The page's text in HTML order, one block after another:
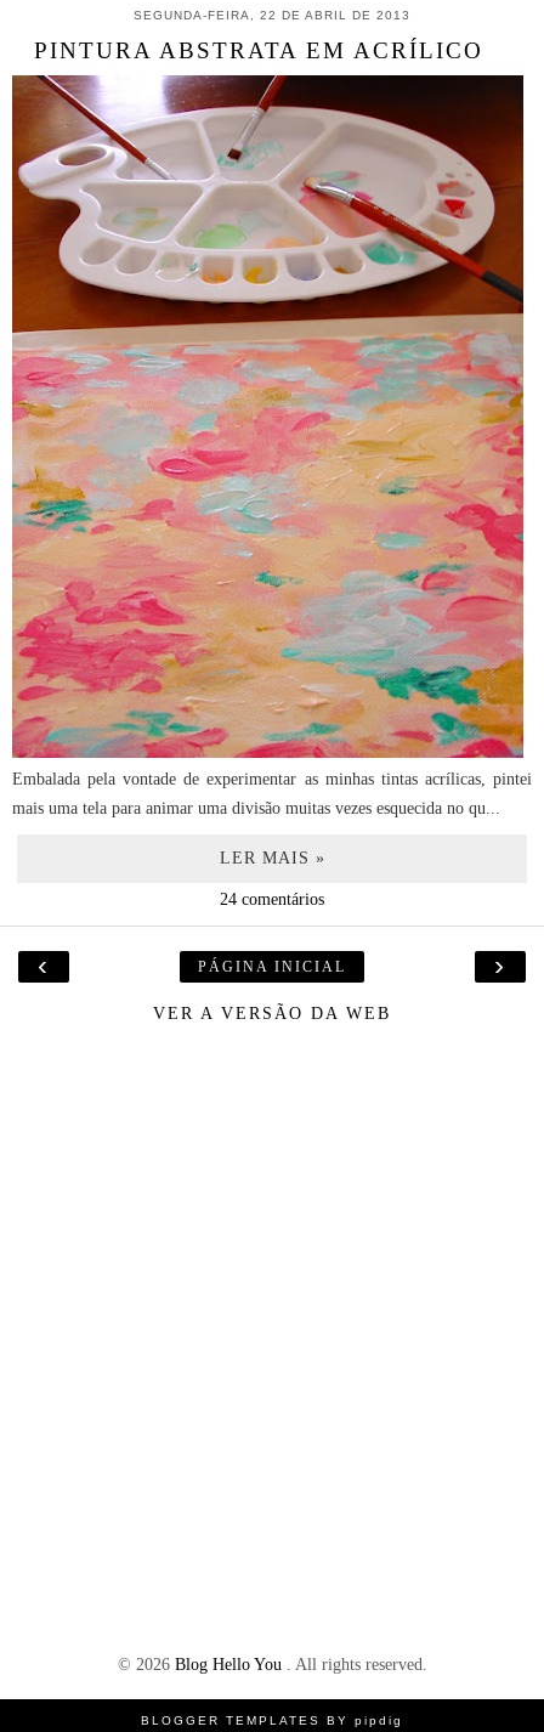
SEGUNDA-FEIRA, 22 DE ABRIL DE 2013
PINTURA ABSTRATA EM ACRÍLICO
Embalada pela vontade de experimentar as minhas tintas acrílicas, pintei
mais uma tela para animar uma divisão muitas vezes esquecida no qu...
LER MAIS »
24 comentários
‹ ›
PÁGINA INICIAL
VER A VERSÃO DA WEB
© 2026 Blog Hello You . All rights reserved.
BLOGGER TEMPLATES BY pipdig